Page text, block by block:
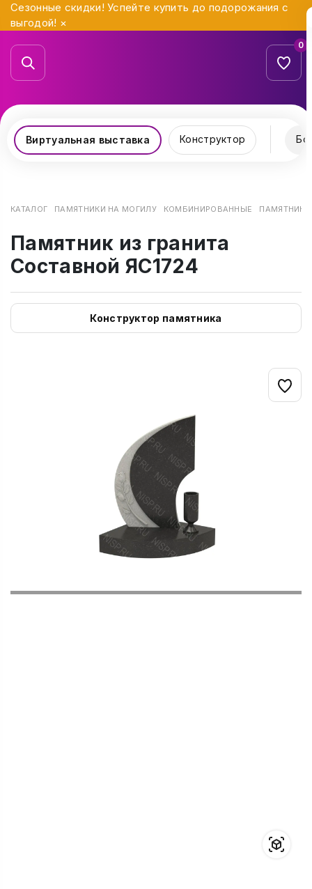
Сезонные скидки! Успейте купить до подорожания с
выгодой! ×
0
Виртуальная выставка Конструктор
КАТАЛОГ ПАМЯТНИКИ НА МОГИЛУ КОМБИНИРОВАННЫЕ ПАМЯТНИК
Памятник из гранита
Составной ЯС1724
Конструктор памятника